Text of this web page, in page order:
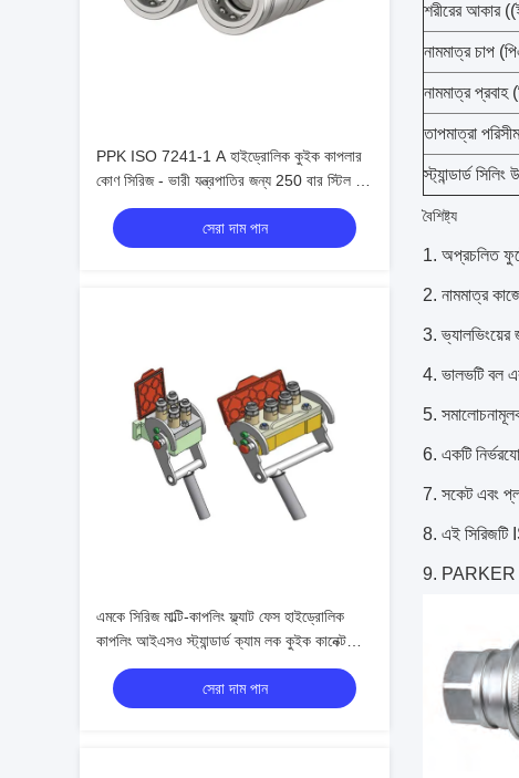
PPK ISO 7241-1 A হাইড্রোলিক কুইক কাপলার
কোণ সিরিজ - ভারী যন্ত্রপাতির জন্য 250 বার স্টিল বল
সেরা দাম পান
এমকে সিরিজ মাল্টি-কাপলিং ফ্ল্যাট ফেস হাইড্রোলিক
কাপলিং আইএসও স্ট্যান্ডার্ড ক্যাম লক কুইক কানেক্ট
সিস্টেম
সেরা দাম পান
শরীরের আকার
নামমাত্র চাপ
নামমাত্র প্রবাহ
তাপমাত্রা
স্ট্যান্ডার্ড সিলিং
বৈশিষ্ট্য
অপ্রচলিত
নামমাত্র
ভ্যালভিংয়ের
ভালভটি বল
একটি
সকেট এবং
এই সিরিজটি
PARKER